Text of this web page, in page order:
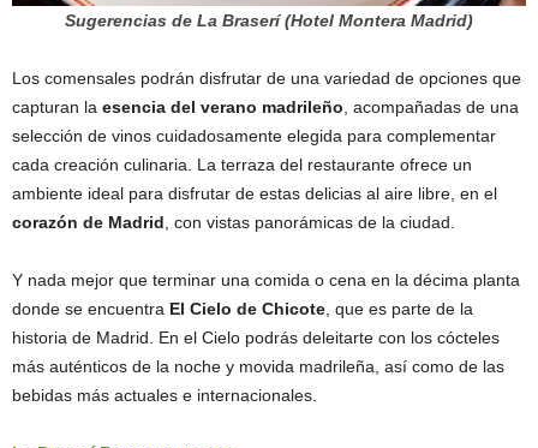
Sugerencias de La Braserí (Hotel Montera Madrid)
Los comensales podrán disfrutar de una variedad de opciones que
capturan la esencia del verano madrileño, acompañadas de una
selección de vinos cuidadosamente elegida para complementar
cada creación culinaria. La terraza del restaurante ofrece un
ambiente ideal para disfrutar de estas delicias al aire libre, en el
corazón de Madrid, con vistas panorámicas de la ciudad.
Y nada mejor que terminar una comida o cena en la décima planta
donde se encuentra El Cielo de Chicote, que es parte de la
historia de Madrid. En el Cielo podrás deleitarte con los cócteles
más auténticos de la noche y movida madrileña, así como de las
bebidas más actuales e internacionales.